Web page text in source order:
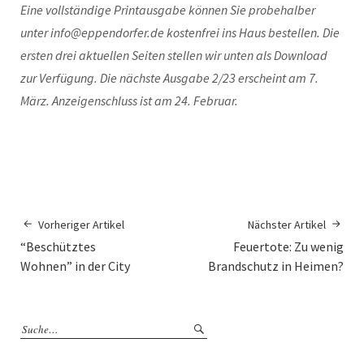
Eine vollständige Printausgabe können Sie probehalber
unter info@eppendorfer.de kostenfrei ins Haus bestellen. Die
ersten drei aktuellen Seiten stellen wir unten als Download
zur Verfügung. Die nächste Ausgabe 2/23 erscheint am 7.
März. Anzeigenschluss ist am 24. Februar.
Vorheriger Artikel
“Beschütztes
Wohnen” in der City
Nächster Artikel
Feuertote: Zu wenig
Brandschutz in Heimen?